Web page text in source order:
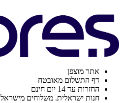
אתר מוצפן
דף התשלום מאובטח
החזרות עד 14 יום חינם
חנות ישראלית. משלוחים מישראל